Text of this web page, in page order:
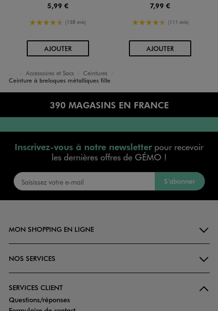
5,99 €
4.5/5 de moyenne
(158 avis)
AJOUTERAU PANIER
7,99 €
4.5/5 de moyenne
(111 avis)
AJOUTERAU PANIER
Accueil
Fille
Accessoires et Sacs
Ceintures
Ceinture à breloques métalliques fille
390 MAGASINS EN FRANCE
Inscrivez-vous à notre newsletterpour recevoir
les dernières offres de GÉMO !
S’abonner
MON SHOPPING EN LIGNE
NOS SERVICES
SERVICES CLIENT
Questions/réponses